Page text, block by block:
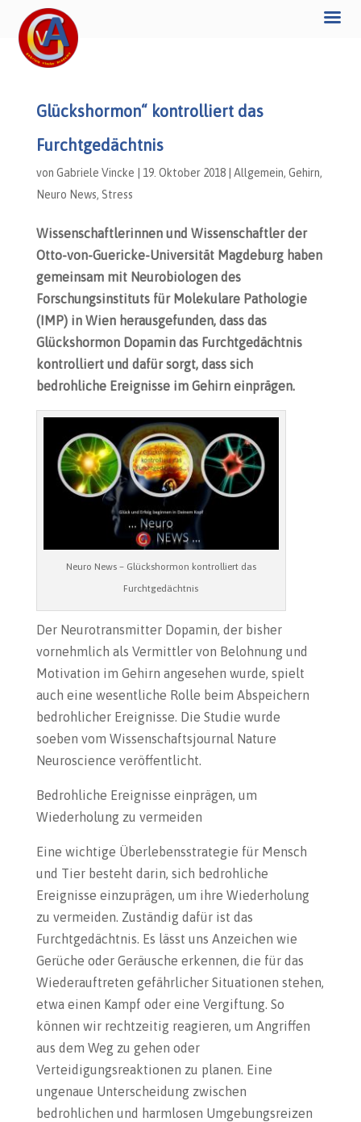
Glückshormon“ kontrolliert das
Furchtgedächtnis
von Gabriele Vincke 19. Oktober 2018| Allgemein, Gehirn,
Neuro News, Stress
Wissenschaftlerinnen und Wissenschaftler der
Otto-von-Guericke-Universität Magdeburg haben
gemeinsam mit Neurobiologen des
Forschungsinstituts für Molekulare Pathologie
(IMP) in Wien herausgefunden, dass das
Glückshormon Dopamin das Furchtgedächtnis
kontrolliert und dafür sorgt, dass sich
bedrohliche Ereignisse im Gehirn einprägen.
Neuro News – Glückshormon kontrolliert das
Furchtgedächtnis
Der Neurotransmitter Dopamin, der bisher
vornehmlich als Vermittler von Belohnung und
Motivation im Gehirn angesehen wurde, spielt
auch eine wesentliche Rolle beim Abspeichern
bedrohlicher Ereignisse. Die Studie wurde
soeben vom Wissenschaftsjournal Nature
Neuroscience veröffentlicht.
Bedrohliche Ereignisse einprägen, um
Wiederholung zu vermeiden
Eine wichtige Überlebensstrategie für Mensch
und Tier besteht darin, sich bedrohliche
Ereignisse einzuprägen, um ihre Wiederholung
zu vermeiden. Zuständig dafür ist das
Furchtgedächtnis. Es lässt uns Anzeichen wie
Gerüche oder Geräusche erkennen, die für das
Wiederauftreten gefährlicher Situationen stehen,
etwa einen Kampf oder eine Vergiftung. So
können wir rechtzeitig reagieren, um Angriffen
aus dem Weg zu gehen oder
Verteidigungsreaktionen zu planen. Eine
ungenaue Unterscheidung zwischen
bedrohlichen und harmlosen Umgebungsreizen